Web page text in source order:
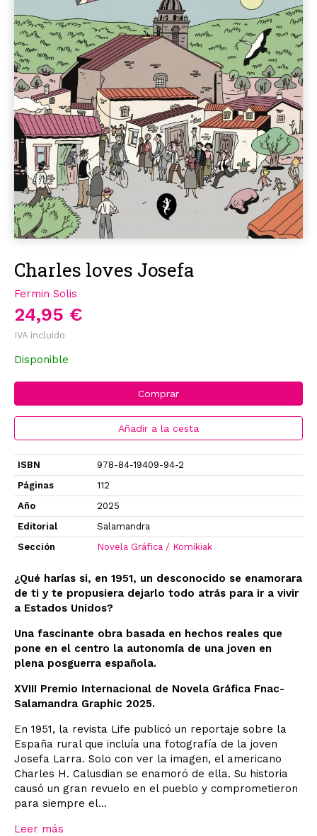
Charles loves Josefa
Fermin Solis
24,95 €
IVA incluido
Disponible
Comprar
Añadir a la cesta
ISBN
978-84-19409-94-2
Páginas
112
Año
2025
Editorial
Salamandra
Sección
Novela Gráfica / Komikiak
¿Qué harías si, en 1951, un desconocido se enamorara
de ti y te propusiera dejarlo todo atrás para ir a vivir
a Estados Unidos?
Una fascinante obra basada en hechos reales que
pone en el centro la autonomía de una joven en
plena posguerra española.
XVIII Premio Internacional de Novela Gráfica Fnac-
Salamandra Graphic 2025.
En 1951, la revista Life publicó un reportaje sobre la
España rural que incluía una fotografía de la joven
Josefa Larra. Solo con ver la imagen, el americano
Charles H. Calusdian se enamoró de ella. Su historia
causó un gran revuelo en el pueblo y comprometieron
para siempre el...
Leer más